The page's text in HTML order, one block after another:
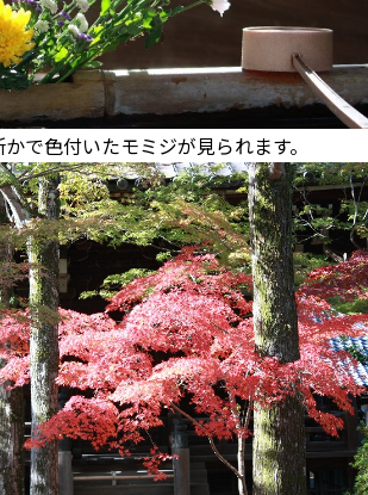
で色付いたモミジが見られます。